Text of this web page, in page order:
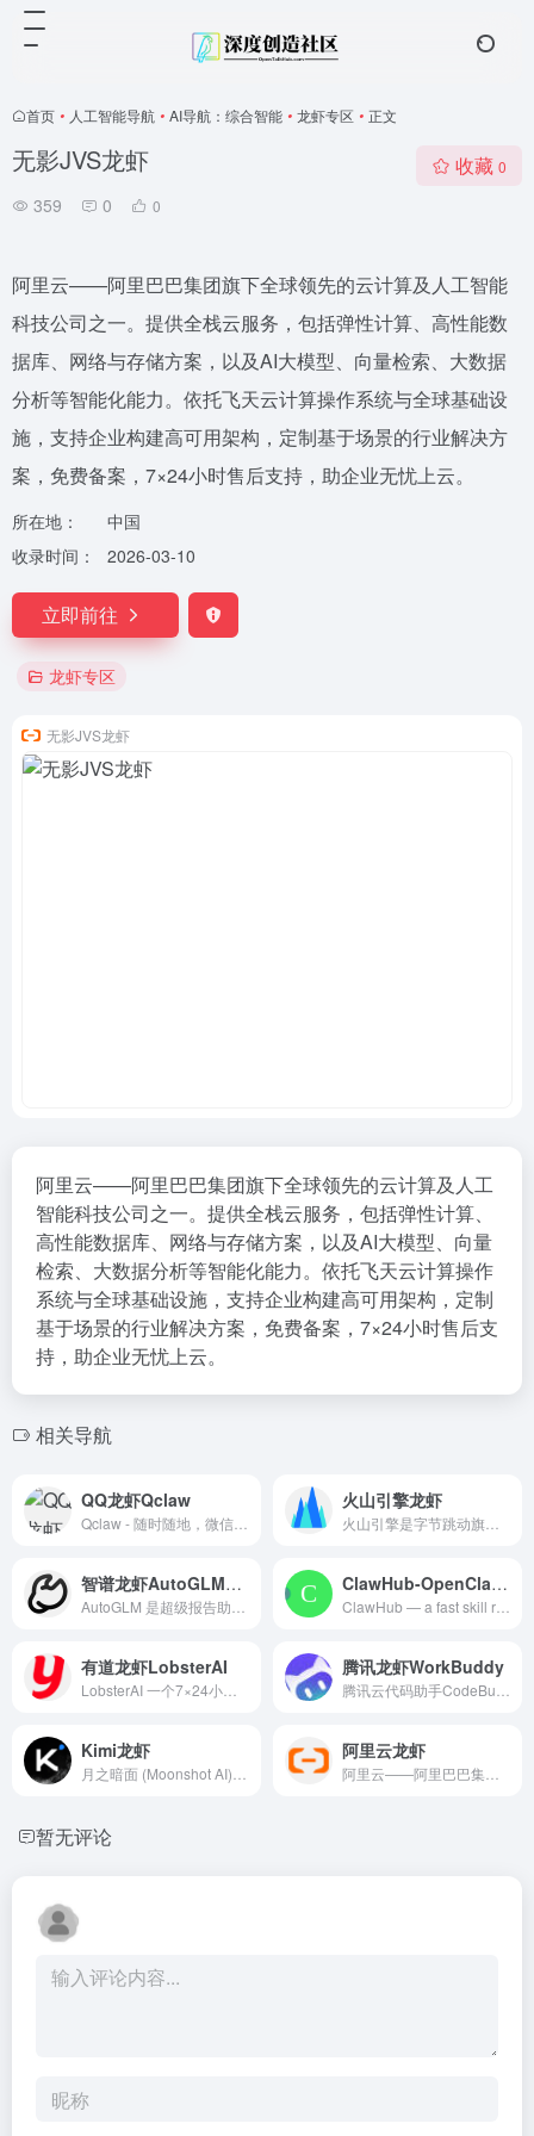
首页 • 人工智能导航 • AI导航：综合智能 • 龙虾专区 • 正文
无影JVS龙虾
359 0 0
收藏 0
阿里云——阿里巴巴集团旗下全球领先的云计算及人工智能
科技公司之一。提供全栈云服务，包括弹性计算、高性能数
据库、网络与存储方案，以及AI大模型、向量检索、大数据
分析等智能化能力。依托飞天云计算操作系统与全球基础设
施，支持企业构建高可用架构，定制基于场景的行业解决方
案，免费备案，7×24小时售后支持，助企业无忧上云。
所在地：
中国
收录时间：
2026-03-10
立即前往
龙虾专区
无影JVS龙虾
阿里云——阿里巴巴集团旗下全球领先的云计算及人工
智能科技公司之一。提供全栈云服务，包括弹性计算、
高性能数据库、网络与存储方案，以及AI大模型、向量
检索、大数据分析等智能化能力。依托飞天云计算操作
系统与全球基础设施，支持企业构建高可用架构，定制
基于场景的行业解决方案，免费备案，7×24小时售后支
持，助企业无忧上云。
相关导航
QQ龙虾Qclaw 火山引擎龙虾
智谱龙虾AutoGLM：你的超级报告助手 ClawHub-OpenClaw的Skill社区平台，专为“龙虾”智能体用户提供技能包
有道龙虾LobsterAI 腾讯龙虾WorkBuddy
Kimi龙虾 阿里云龙虾
暂无评论